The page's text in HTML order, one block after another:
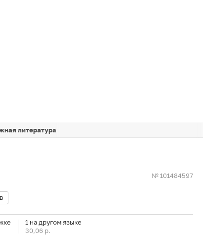
литература
№ 101484597
1 на другом языке
30,06 р.